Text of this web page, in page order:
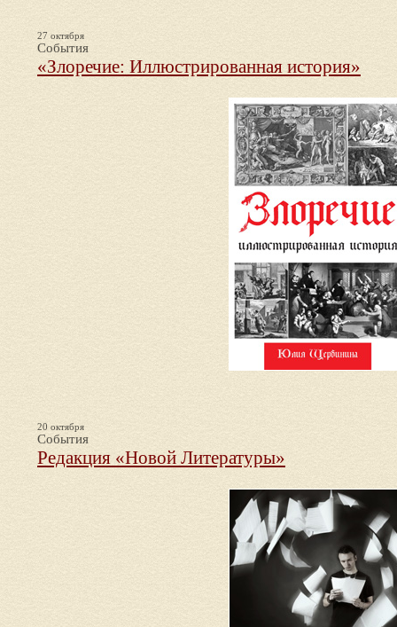
27 октября
События
«Злоречие: Иллюстрированная история»
20 октября
События
Редакция «Новой Литературы»